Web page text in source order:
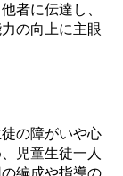
者に伝達し、
の向上に主眼
の障がいや心
児童生徒一人
編成や指導の